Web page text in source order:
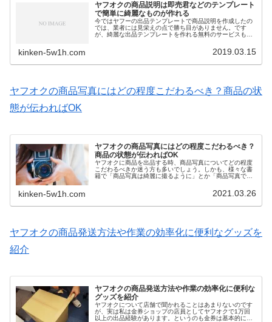
ヤフオクの商品説明は即売君などのテンプレート
で簡単に綺麗なものが作れる
今ではヤフーの出品テンプレートで商品説明を作成したの
では、業者には見栄えの点で勝ち目がありません。です
が、綺麗な出品テンプレートを作れる無料のサービスも増
ない商品説明を作ることができます。今回は商品説明につ
kinken-5w1h.com 2019.03.15
ヤフオクの商品写真にはどの程度こだわるべき？商品の状
態が伝わればOK
ヤフオクの商品写真にはどの程度こだわるべき？
商品の状態が伝わればOK
ヤフオクに商品を出品する時、商品写真についてどの程度
こだわるべきか迷う方も多いでしょう。しかも、様々な書
籍で「商品写真は綺麗に撮るように」とか「商品写真で落
しょうか？個人輸入などで新品の商品を、あえてヤフオク
で販売するといったケースでもない限り、ヤフオクの商品
クの商品写真を撮る時のコツについてお伝えします。
kinken-5w1h.com 2021.03.26
ヤフオクの商品発送方法や作業の効率化に便利なグッズを
紹介
ヤフオクの商品発送方法や作業の効率化に便利な
グッズを紹介
ヤフオクについて店舗で聞かれることはあまりないのです
が、実は私は金券ショップの店員としてヤフオクで1万回
以上の出品経験があります。というのも金券は基本的に買